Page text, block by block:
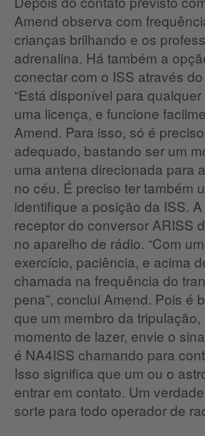
Amend observa com
crianças brilhando e os
adrenalina. Há também a
conectar com o ISS através
“Está disponível para
uma licença, e funcione
Amend. Para isso, só é
adequado, bastando ser um
uma antena direcionada para
no céu. É preciso ter também
identifique a posição da ISS.
receptor do conversor ARISS
no aparelho de rádio. “Com
exercício, paciência, e acima
chamada na frequência do
pena”, conclui Amend. Pois é
que um membro da tripulação,
momento de lazer, envie o
é NA4ISS chamando para
Isso significa que um ou o
entrar em contato. Um
sorte para todo operador de